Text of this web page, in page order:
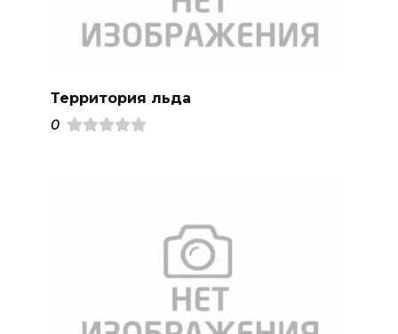
Территория льда
0